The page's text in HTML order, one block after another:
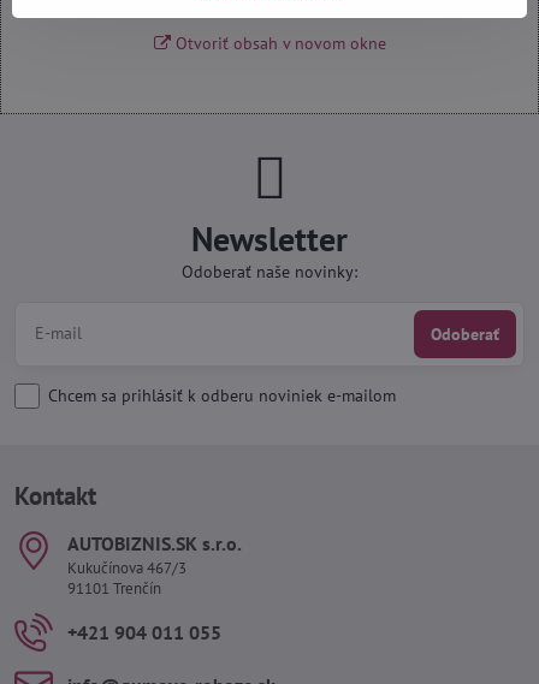
Otvoriť obsah v novom okne
Newsletter
Odoberať naše novinky:
Odoberať
Chcem sa prihlásiť k odberu noviniek e-mailom
Kontakt
AUTOBIZNIS​.SK s​.r​.o​.
Kukučínova 467/3
91101 Trenčín
+421 904 011 055